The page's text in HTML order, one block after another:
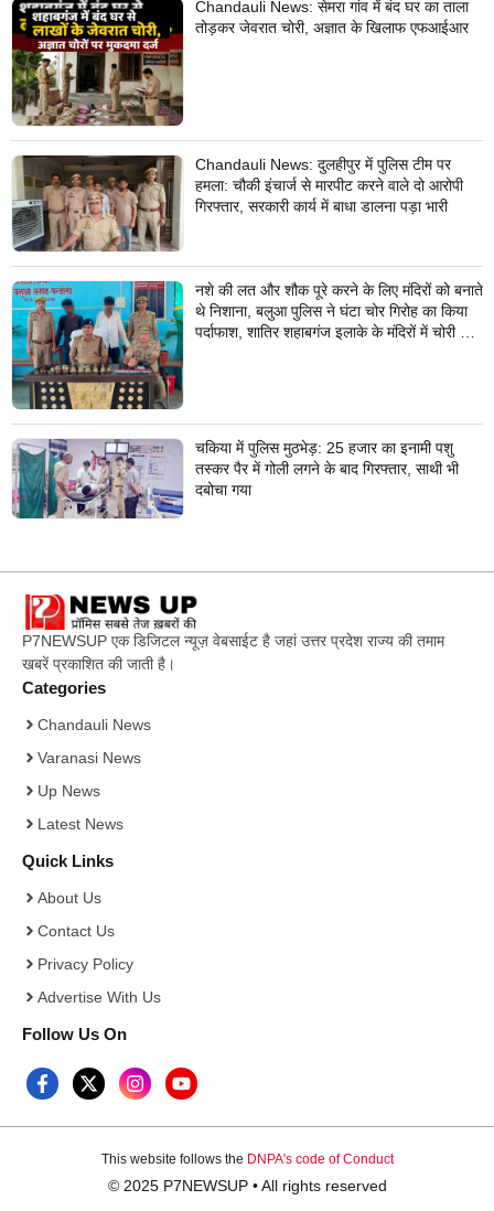
Chandauli News: सेमरा गांव में बंद घर का ताला
तोड़कर जेवरात चोरी, अज्ञात के खिलाफ एफआईआर
Chandauli News: दुलहीपुर में पुलिस टीम पर
हमला: चौकी इंचार्ज से मारपीट करने वाले दो आरोपी
गिरफ्तार, सरकारी कार्य में बाधा डालना पड़ा भारी
नशे की लत और शौक पूरे करने के लिए मंदिरों को बनाते
थे निशाना, बलुआ पुलिस ने घंटा चोर गिरोह का किया
पर्दाफाश, शातिर शहाबगंज इलाके के मंदिरों में चोरी की
चकिया में पुलिस मुठभेड़: 25 हजार का इनामी पशु
तस्कर पैर में गोली लगने के बाद गिरफ्तार, साथी भी
दबोचा गया
P7NEWSUP एक डिजिटल न्यूज़ वेबसाईट है जहां उत्तर प्रदेश राज्य की तमाम
खबरें प्रकाशित की जाती है।
Categories
Chandauli News
Varanasi News
Up News
Latest News
Quick Links
About Us
Contact Us
Privacy Policy
Advertise With Us
Follow Us On
This website follows the DNPA's code of Conduct
© 2025 P7NEWSUP • All rights reserved